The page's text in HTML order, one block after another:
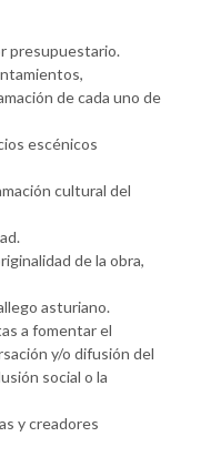
presupuestario.
de cada uno de
escénicos
cultural del
de la obra,
asturiano.
a fomentar el
y/o difusión del
social o la
y creadores